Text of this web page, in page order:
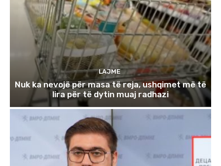
LAJME
Nuk ka nevojë për masa të reja, ushqimet më të
lira për të dytin muaj radhazi